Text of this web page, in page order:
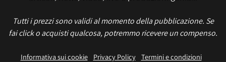
Tutti i prezzi sono validi al momento della pubblicazione. Se
fai click o acquisti qualcosa, potremmo ricevere un compenso.
Informativa sui cookie Privacy Policy
Termini e condizioni